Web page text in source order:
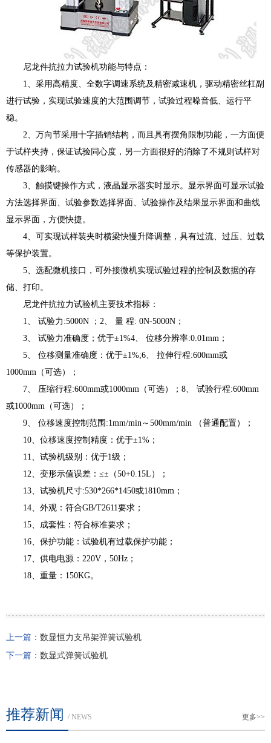
尼龙件抗拉力试验机功能与特点：
1、采用高精度、全数字调速系统及精密减速机，驱动精密丝杠副
进行试验，实现试验速度的大范围调节，试验过程噪音低、运行平
稳。
2、万向节采用十字插销结构，而且具有摆角限制功能，一方面便
于试样夹持，保证试验同心度，另一方面很好的消除了不规则试样对
传感器的影响。
3、触摸键操作方式，液晶显示器实时显示。显示界面可显示试验
方法选择界面、试验参数选择界面、试验操作及结果显示界面和曲线
显示界面，方便快捷。
4、可实现试样装夹时横梁快慢升降调整，具有过流、过压、过载
等保护装置。
5、选配微机接口，可外接微机实现试验过程的控制及数据的存
储、打印。
尼龙件抗拉力试验机主要技术指标：
1、 试验力:5000N ；2、 量 程: 0N-5000N；
3、 试验力准确度；优于±1%4、 位移分辨率:0.01mm；
5、 位移测量准确度：优于±1%;6、 拉伸行程:600mm或
1000mm（可选）；
7、 压缩行程:600mm或1000mm（可选）；8、 试验行程:600mm
或1000mm（可选）；
9、 位移速度控制范围:1mm/min～500mm/min （普通配置）；
10、位移速度控制精度：优于±1%；
11、试验机级别：优于1级；
12、变形示值误差：≤±（50+0.15L）；
13、试验机尺寸:530*266*1450或1810mm；
14、外观：符合GB/T2611要求；
15、成套性：符合标准要求；
16、保护功能：试验机有过载保护功能；
17、供电电源：220V，50Hz；
18、重量：150KG。
上一篇： 数显恒力支吊架弹簧试验机
下一篇： 数显式弹簧试验机
推荐新闻 / NEWS 更多>>